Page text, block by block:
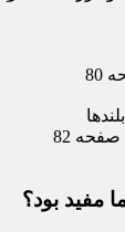
82
مفید بود؟